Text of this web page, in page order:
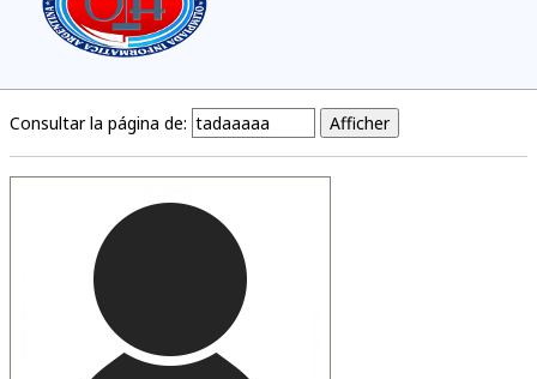
Consultar la página de: